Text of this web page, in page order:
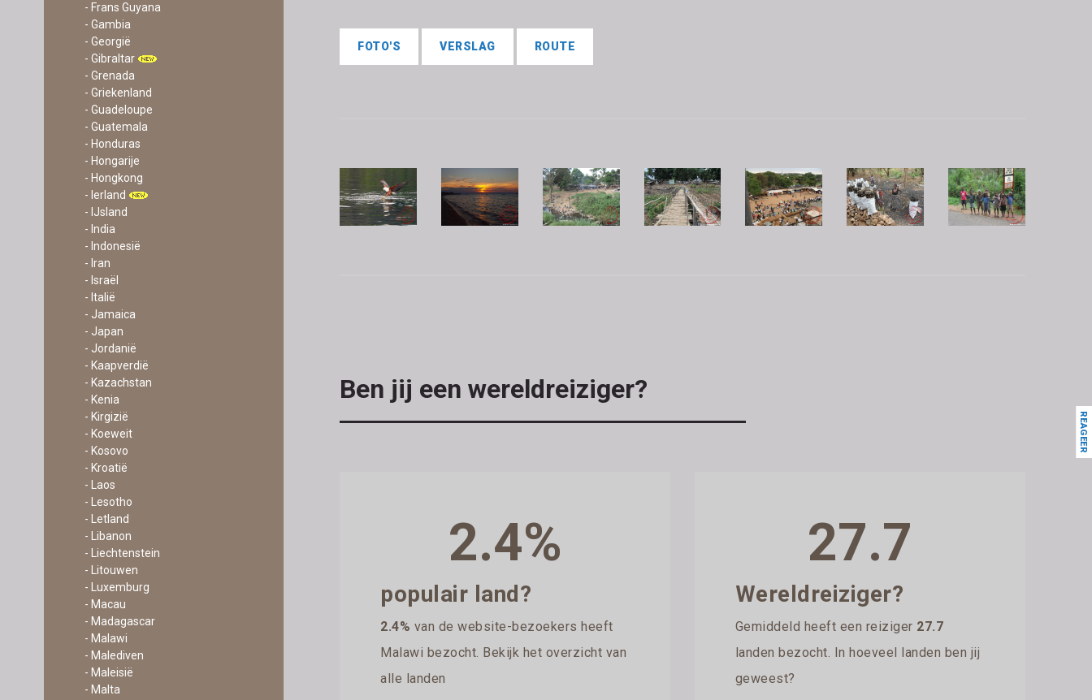
- Frans Guyana
- Gambia
- Georgië
- Gibraltar
- Grenada
- Griekenland
- Guadeloupe
- Guatemala
- Honduras
- Hongarije
- Hongkong
- Ierland
- IJsland
- India
- Indonesië
- Iran
- Israël
- Italië
- Jamaica
- Japan
- Jordanië
- Kaapverdië
- Kazachstan
- Kenia
- Kirgizië
- Koeweit
- Kosovo
- Kroatië
- Laos
- Lesotho
- Letland
- Libanon
- Liechtenstein
- Litouwen
- Luxemburg
- Macau
- Madagascar
- Malawi
- Malediven
- Maleisië
- Malta
FOTO'S VERSLAG ROUTE
Ben jij een wereldreiziger?
2.4%
populair land?
2.4% van de website-bezoekers heeft
Malawi bezocht. Bekijk het overzicht van
alle landen
27.7
Wereldreiziger?
Gemiddeld heeft een reiziger 27.7
landen bezocht. In hoeveel landen ben jij
geweest?
REAGEER